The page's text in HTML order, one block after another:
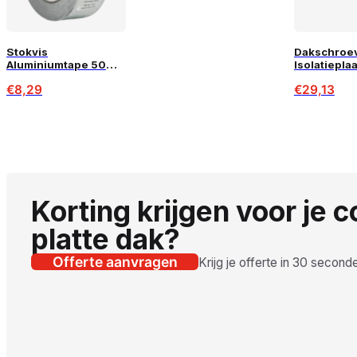
Stokvis
Aluminiumtape 50
Isolatietape voor PIR
€8,29 €29,13
Korting krijgen voor je
platte dak?
Offerte aanvragen Krijg je offerte in 30